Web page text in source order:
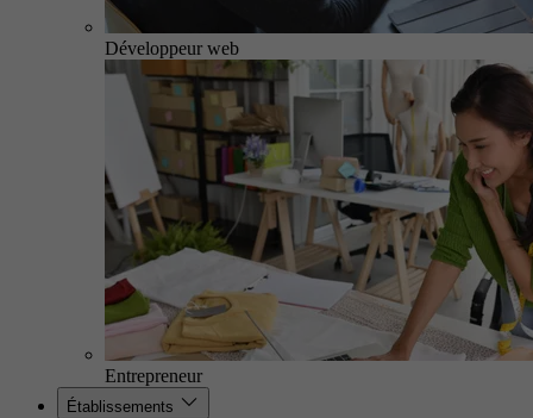
Développeur web
Entrepreneur
Établissements